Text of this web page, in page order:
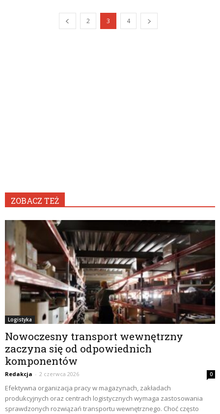
2 3 4
ZOBACZ TEŻ
Logistyka
Nowoczesny transport wewnętrzny
zaczyna się od odpowiednich
komponentów
Redakcja - 2 czerwca 2026 0
Efektywna organizacja pracy w magazynach, zakładach
produkcyjnych oraz centrach logistycznych wymaga zastosowania
sprawdzonych rozwiązań transportu wewnętrznego. Choć często